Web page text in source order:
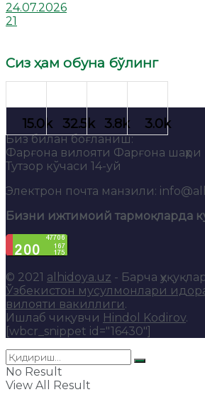
24.07.2026
21
Сиз ҳам обуна бўлинг
Биз билан боғланиш:
Фарғона вилояти Фарғона
Тутзор кўчаси 14-уй
Электрон почта манзили:
Бизни ижтимоий тармоқларда
© 2021 alhidoya.uz - Барча
Ўзбекистон мусулмонлари
вилояти вакиллиги.
Ишлаб чиқувчи Hindol Kodirov.
[wbcr_snippet id="16430"]
No Result
View All Result